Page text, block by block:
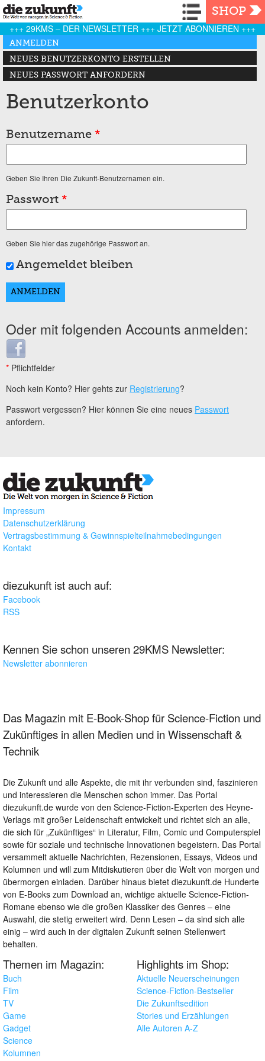
Navigation
SHOP
+++ 29KMS – DER NEWSLETTER +++ JETZT ABONNIEREN +++
Haupt-Reiter
ANMELDEN
(AKTIVER REITER)
NEUES BENUTZERKONTO ERSTELLEN
NEUES PASSWORT ANFORDERN
Benutzerkonto
Benutzername *
Geben Sie Ihren Die Zukunft-Benutzernamen ein.
Passwort *
Geben Sie hier das zugehörige Passwort an.
Angemeldet bleiben
Oder mit folgenden Accounts anmelden:
Login with Facebook
* Pflichtfelder
Noch kein Konto? Hier gehts zur Registrierung?
Passwort vergessen? Hier können Sie eine neues Passwort
anfordern.
Impressum
Datenschutzerklärung
Vertragsbestimmung & Gewinnspielteilnahmebedingungen
Kontakt
diezukunft ist auch auf:
Facebook
RSS
Kennen Sie schon unseren 29KMS Newsletter:
Newsletter abonnieren
Das Magazin mit E-Book-Shop für Science-Fiction und
Zukünftiges in allen Medien und in Wissenschaft &
Technik
Die Zukunft und alle Aspekte, die mit ihr verbunden sind, faszinieren
und interessieren die Menschen schon immer. Das Portal
diezukunft.de wurde von den Science-Fiction-Experten des Heyne-
Verlags mit großer Leidenschaft entwickelt und richtet sich an alle,
die sich für „Zukünftiges“ in Literatur, Film, Comic und Computerspiel
sowie für soziale und technische Innovationen begeistern. Das Portal
versammelt aktuelle Nachrichten, Rezensionen, Essays, Videos und
Kolumnen und will zum Mitdiskutieren über die Welt von morgen und
übermorgen einladen. Darüber hinaus bietet diezukunft.de Hunderte
von E-Books zum Download an, wichtige aktuelle Science-Fiction-
Romane ebenso wie die großen Klassiker des Genres – eine
Auswahl, die stetig erweitert wird. Denn Lesen – da sind sich alle
einig – wird auch in der digitalen Zukunft seinen Stellenwert
behalten.
Themen im Magazin:
Buch
Film
TV
Game
Gadget
Science
Kolumnen
Highlights im Shop:
Aktuelle Neuerscheinungen
Science-Fiction-Bestseller
Die Zukunftsedition
Stories und Erzählungen
Alle Autoren A-Z